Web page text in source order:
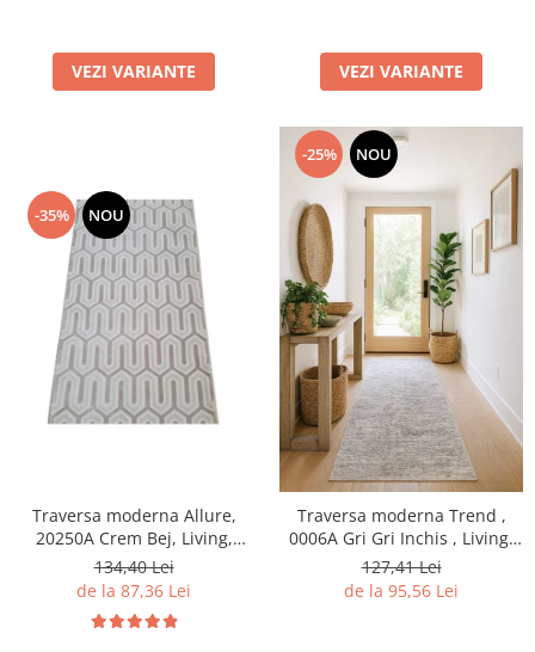
VEZI VARIANTE VEZI VARIANTE
-35% NOU
Traversa moderna Allure,
20250A Crem Bej, Living,
Dormitor, Hol
134,40 Lei
de la 87,36 Lei
-25% NOU
Traversa moderna Trend ,
0006A Gri Gri Inchis , Living,
Dormitor, Hol
127,41 Lei
de la 95,56 Lei